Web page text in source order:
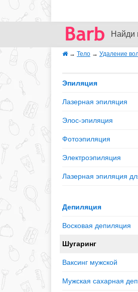
Найди
→ Тело → Удаление
Эпиляция
Лазерная эпиляция
Элос-эпиляция
Фотоэпиляция
Электроэпиляция
Лазерная эпиляция
Депиляция
Восковая депиляция
Шугаринг
Ваксинг мужской
Мужская сахарная